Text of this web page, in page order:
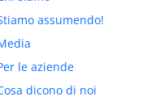
assumendo!
le aziende
dicono di noi